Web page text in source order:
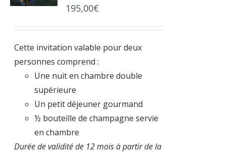
195,00€
Cette invitation valable pour deux
personnes comprend :
Une nuit en chambre double
supérieure
Un petit déjeuner gourmand
½ bouteille de champagne servie
en chambre
Durée de validité de 12 mois à partir de la